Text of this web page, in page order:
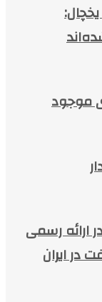
موجود
ارائه رسمی
در ایران